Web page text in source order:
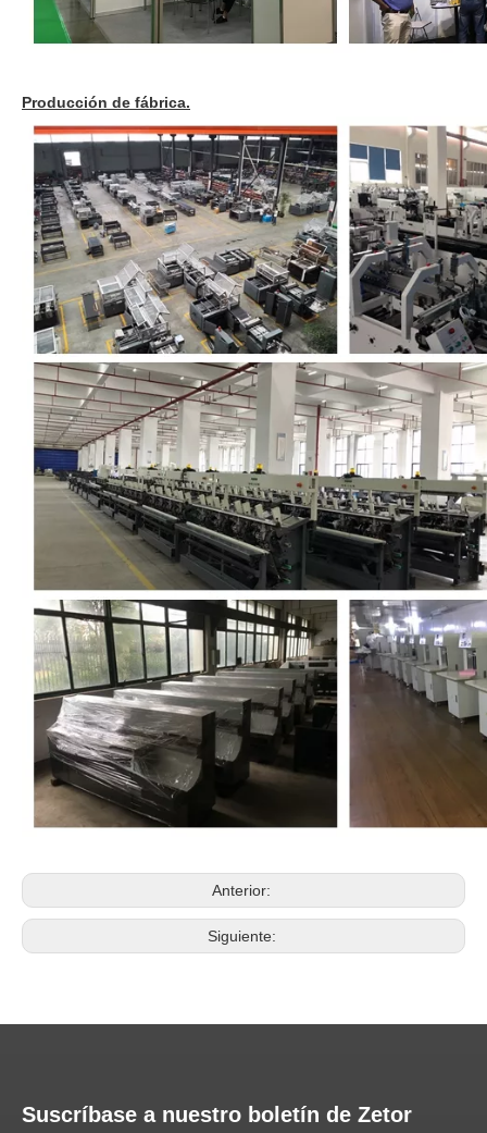
Producción de fábrica.
Anterior:
Siguiente:
Suscríbase a nuestro boletín de Zetor